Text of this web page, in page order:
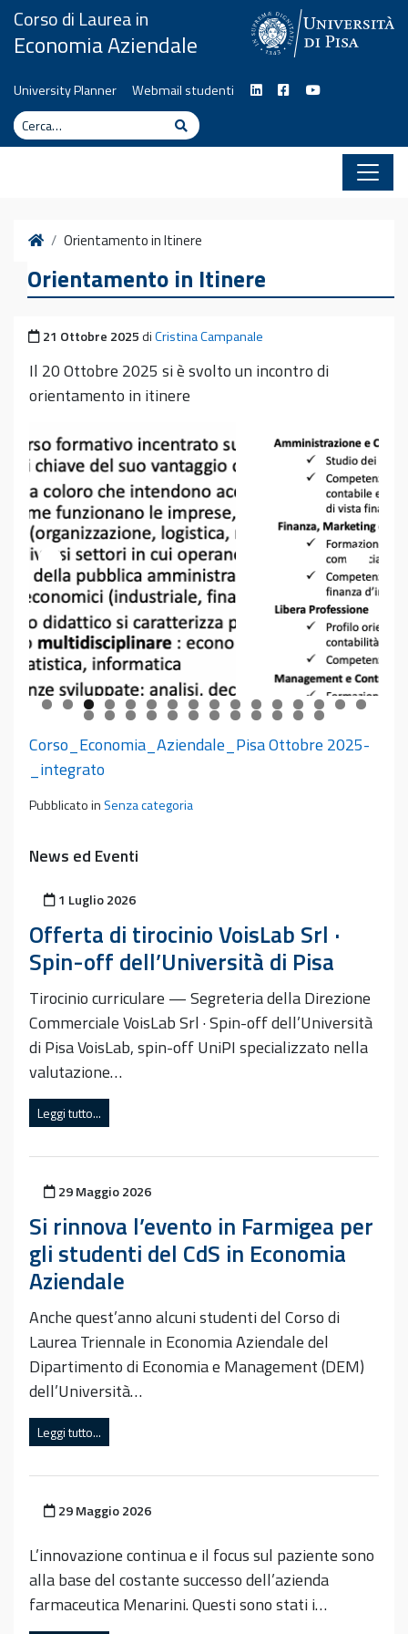
Vai al contenuto
Corso di Laurea in
Economia Aziendale
University Planner
Webmail studenti
Cerca
Cerca
HomeOrientamento in Itinere
Orientamento in Itinere
Pubblicato il
21 Ottobre 2025diCristina Campanale
Il 20 Ottobre 2025 si è svolto un incontro di
orientamento in itinere
Corso_Economia_Aziendale_Pisa Ottobre 2025-
_integrato
Pubblicato inSenza categoria
News ed Eventi
Pubblicato il
1 Luglio 2026
Offerta di tirocinio VoisLab Srl ·
Spin-off dell’Università di Pisa
Tirocinio curriculare — Segreteria della Direzione
Commerciale VoisLab Srl · Spin-off dell’Università
di Pisa VoisLab, spin-off UniPI specializzato nella
valutazione…
Leggi tutto...
Pubblicato il
29 Maggio 2026
Si rinnova l’evento in Farmigea per
gli studenti del CdS in Economia
Aziendale
Anche quest’anno alcuni studenti del Corso di
Laurea Triennale in Economia Aziendale del
Dipartimento di Economia e Management (DEM)
dell’Università…
Leggi tutto...
Pubblicato il
29 Maggio 2026
L’innovazione continua e il focus sul paziente sono
alla base del costante successo dell’azienda
farmaceutica Menarini. Questi sono stati i…